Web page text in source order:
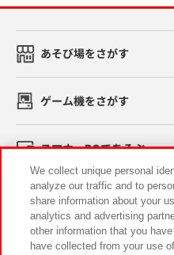
あそび場をさがす
ゲーム機をさがす
スマホ・PCであそぶ
イベント・キャンペーン
We collect unique personal
analyze our traffic and to
share information about your
analytics and advertising
other information that you
have collected from your use